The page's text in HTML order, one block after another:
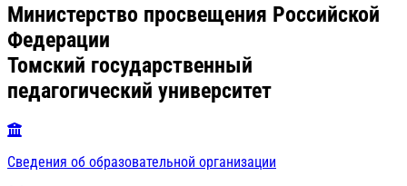
Министерство просвещения Российской
Федерации
Томский государственный
педагогический университет
Сведения об образовательной организации